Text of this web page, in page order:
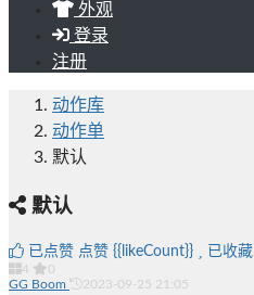
外观
登录
注册
动作库
动作单
默认
默认
已点赞 点赞 {{likeCount}} 已收藏
4
0
GG Boom
2023-09-25 21:05